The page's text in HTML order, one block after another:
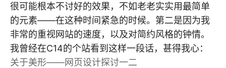
很可能根本不讨好的效果，不如老老实实用最简单
的元素——在这种时间紧急的时候。第二是因为我
非常的重视网站的速度，以及对简约风格的钟情。
我曾经在C14的个站看到这样一段话，甚得我心：
关于美形——网页设计探讨一二